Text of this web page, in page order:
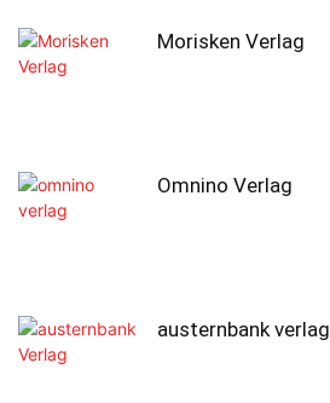
Morisken Verlag
Omnino Verlag
austernbank verlag